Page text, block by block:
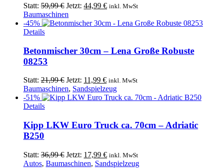
Statt: 59,99€ Ursprünglicher
Preis
war:
Jetzt: 44,99 €Aktueller
ist:
inkl. MwSt
Baumaschinen
-45%
Details
Betonmischer 30cm – Lena Große Robuste
08253
Statt: 21,99€ Ursprünglicher
Preis
war:
Jetzt: 11,99 €Aktueller
Preis
ist:
inkl. MwSt
Baumaschinen, Sandspielzeug
-51%
Details
Kipp LKW Euro Truck ca. 70cm – Adriatic
B250
Statt: 36,99€ Ursprünglicher
Preis
Jetzt: 17,99 €Aktueller
Preis
inkl. MwSt
Autos, Baumaschinen, Sandspielzeug